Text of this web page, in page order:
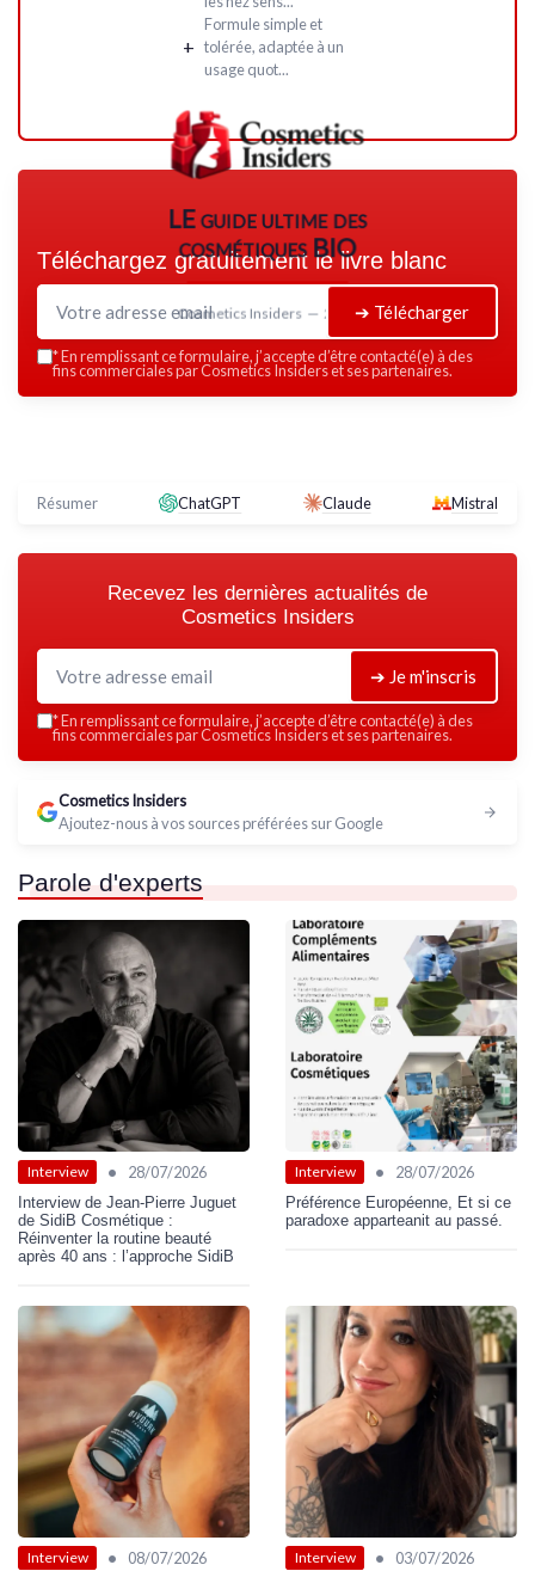
+
Formule simple et
tolérée, adaptée à un
usage quot...
LE guide ultime des
cosmétiques BIO
Cosmetics Insiders — 2026
Téléchargez gratuitement le livre blanc
➔ Télécharger
*En remplissant ce formulaire, j’accepte d’être contacté(e) à des
fins commerciales par Cosmetics Insiders et ses partenaires.
Résumer ChatGPT Claude Mistral
Recevez les dernières actualités de
Cosmetics Insiders
➔ Je m'inscris
*En remplissant ce formulaire, j’accepte d’être contacté(e) à des
fins commerciales par Cosmetics Insiders et ses partenaires.
Cosmetics Insiders
Ajoutez-nous à vos sources préférées sur Google
Parole d'experts
Interview • 28/07/2026
Interview de Jean-Pierre Juguet
de SidiB Cosmétique :
Réinventer la routine beauté
après 40 ans : l’approche SidiB
Interview • 28/07/2026
Préférence Européenne, Et si ce
paradoxe apparteanit au passé.
Interview • 08/07/2026 Interview • 03/07/2026